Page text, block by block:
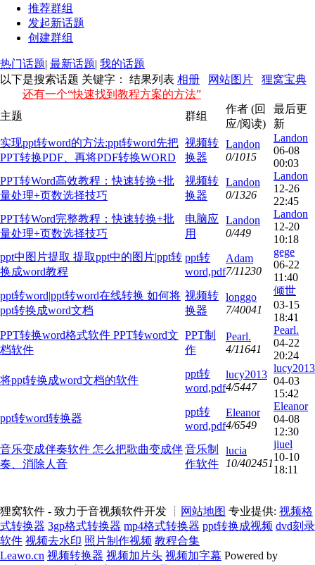
推荐群组
发起新话题
创建群组
热门话题| 最新话题| 我的话题
以下是搜索话题 关键字： 结果列表 相册 网站图片
狸窝宝典
还有一个“快速找到教程方案的方法”
主题
群组
作者 (回
应/阅读)
最后更
新
实现ppt转word的方法:ppt转word先把
PPT转换PDF、再将PDF转换WORD
视频转
换器
Landon
0/1015
Landon
06-08
00:03
PPT转Word高效教程：快速转换+批
量处理+页数选择技巧
视频转
换器
Landon
0/1326
Landon
12-26
22:45
PPT转Word完整教程：快速转换+批
量处理+页数选择技巧
电脑应
用
Landon
0/449
Landon
12-20
10:18
ppt中图片提取 提取ppt中的图片|ppt转
换成word教程
ppt转
word,pdf
Adam
7/11230
gege
06-22
11:40
ppt转word|ppt转word在线转换 如何将
ppt转换成word文档
视频转
换器
longgo
7/40041
倾世
03-15
18:41
PPT转换word格式软件 PPT转word文
档软件
PPT制
作
Pearl.
4/11641
Pearl.
04-22
20:24
将ppt转换成word文档的软件
ppt转
word,pdf
lucy2013
4/5447
lucy2013
04-03
15:42
ppt转word转换器
ppt转
word,pdf
Eleanor
4/6549
Eleanor
04-08
12:30
音乐变成伴奏软件 怎么把歌曲变成伴
奏、消除人音
音乐制
作软件
lucia
10/402451
jiuel
10-10
18:11
狸窝软件 - 致力于音视频软件开发 ┊ 网站地图 专业提供: 视频格
式转换器 3gp格式转换器 mp4格式转换器 ppt转换成视频 dvd刻录
软件 视频去水印 照片制作视频 教程合集
Leawo.cn 视频转换器 视频加片头 视频加字幕 Powered by